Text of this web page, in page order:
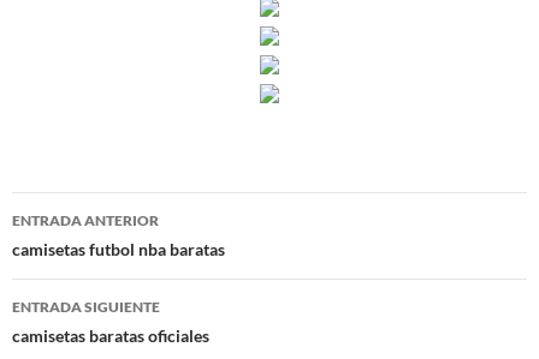
Navegación
de
entradas
ENTRADA ANTERIOR
camisetas futbol nba baratas
ENTRADA SIGUIENTE
camisetas baratas oficiales